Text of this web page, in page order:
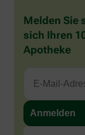
Melden Sie
sich Ihren
Apotheke